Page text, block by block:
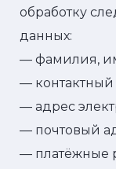
обработку
данных:
— фамилия,
— контактный
— адрес
— почтовый
— платёжные